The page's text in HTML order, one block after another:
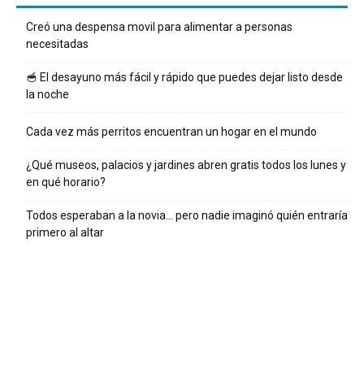
Creó una despensa movil para alimentar a personas
necesitadas
🥣 El desayuno más fácil y rápido que puedes dejar listo desde
la noche
Cada vez más perritos encuentran un hogar en el mundo
¿Qué museos, palacios y jardines abren gratis todos los lunes y
en qué horario?
Todos esperaban a la novia… pero nadie imaginó quién entraría
primero al altar